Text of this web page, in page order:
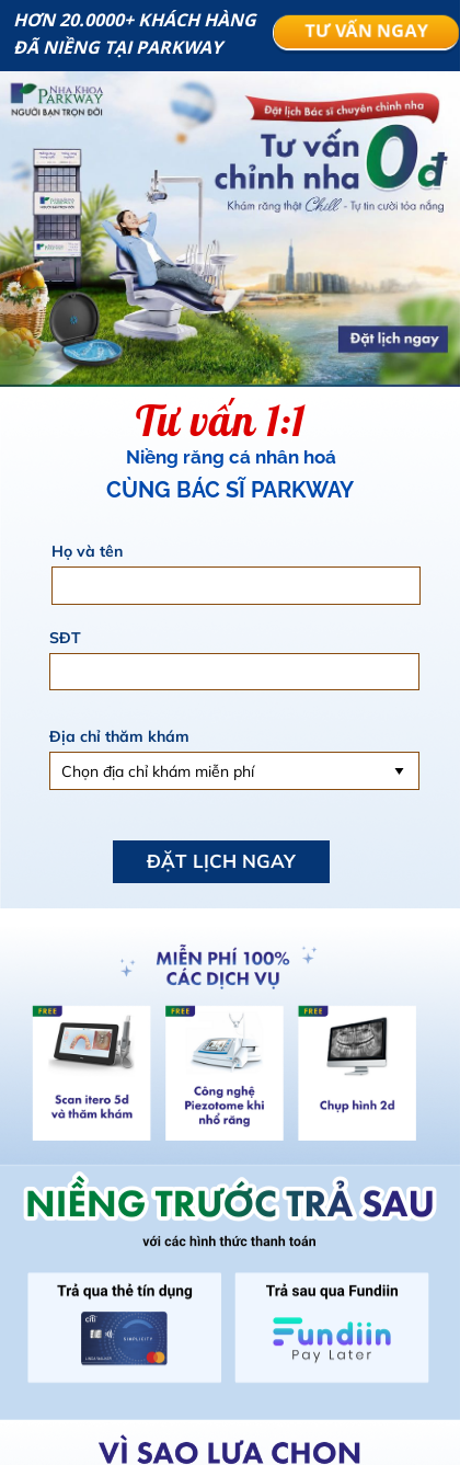
HƠN 20.0000+ KHÁCH HÀNG
ĐÃ NIỀNG TẠI PARKWAY
TƯ VẤN NGAY
ĐẶT LỊCH NGAY
Họ và tên
SĐT
Địa chỉ thăm khám
Tư vấn 1:1
Niềng răng cá nhân hoá
CÙNG BÁC SĨ PARKWAY